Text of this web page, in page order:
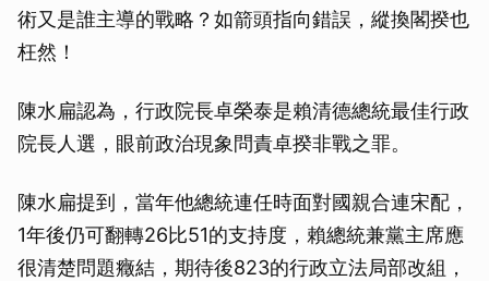
術又是誰主導的戰略？如箭頭指向錯誤，縱換閣揆也
枉然！
陳水扁認為，行政院長卓榮泰是賴清德總統最佳行政
院長人選，眼前政治現象問責卓揆非戰之罪。
陳水扁提到，當年他總統連任時面對國親合連宋配，
1年後仍可翻轉26比51的支持度，賴總統兼黨主席應
很清楚問題癥結，期待後823的行政立法局部改組，